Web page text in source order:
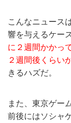
こんなニュース
響を与えるケー
に２週間かかっ
２週間後くらい
きるハズだ。
また、東京ゲー
前後にはソシャ